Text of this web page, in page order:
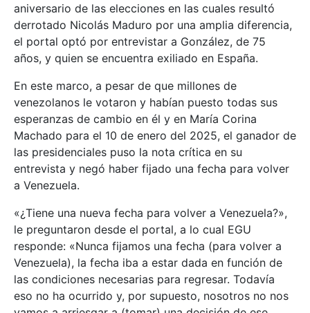
aniversario de las elecciones en las cuales resultó
derrotado Nicolás Maduro por una amplia diferencia,
el portal optó por entrevistar a González, de 75
años, y quien se encuentra exiliado en España.
En este marco, a pesar de que millones de
venezolanos le votaron y habían puesto todas sus
esperanzas de cambio en él y en María Corina
Machado para el 10 de enero del 2025, el ganador de
las presidenciales puso la nota crítica en su
entrevista y negó haber fijado una fecha para volver
a Venezuela.
«¿Tiene una nueva fecha para volver a Venezuela?»,
le preguntaron desde el portal, a lo cual EGU
responde: «Nunca fijamos una fecha (para volver a
Venezuela), la fecha iba a estar dada en función de
las condiciones necesarias para regresar. Todavía
eso no ha ocurrido y, por supuesto, nosotros no nos